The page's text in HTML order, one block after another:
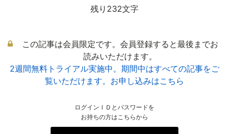
残り232文字
この記事は会員限定です。会員登録すると最後までお
読みいただけます。
2週間無料トライアル実施中。期間中はすべての記事をご
覧いただけます。お申し込みはこちら
ログインＩＤとパスワードを
お持ちの方はこちらから